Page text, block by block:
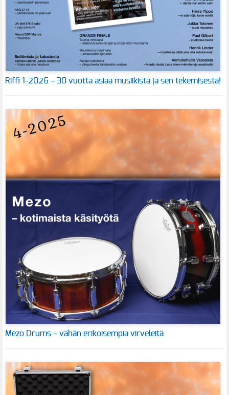
Riffi 1-2026 – 30 vuotta asiaa musiikista ja sen tekemisestä!
Mezo Drums – vähän erikoisempia virveleitä